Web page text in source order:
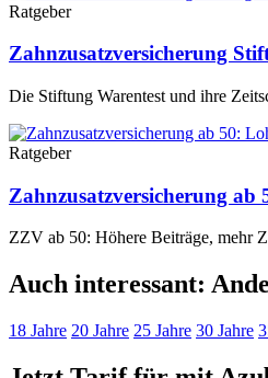
Ratgeber
Zahnzusatzversicherung
Die Stiftung Warentest und ihre
Ratgeber
Zahnzusatzversicherung ab
ZZV ab 50: Höhere Beiträge, mehr
Auch interessant:
18 Jahre 20 Jahre 25 Jahre 30 Jahre